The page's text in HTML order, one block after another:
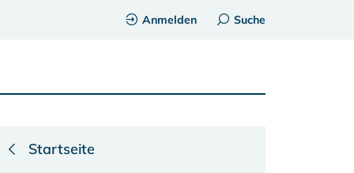
Anmelden Suche
Startseite